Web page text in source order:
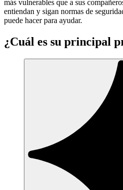
más vulnerables que a sus
entiendan y sigan normas de
puede hacer para ayudar.
¿Cuál es su principal